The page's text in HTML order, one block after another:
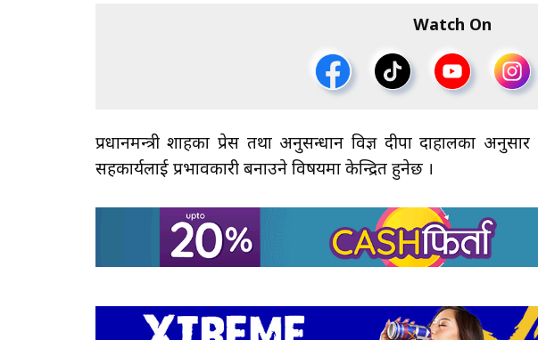
Watch On
प्रधानमन्त्री शाहका प्रेस तथा अनुसन्धान विज्ञ दीपा दाहालका
सहकार्यलाई प्रभावकारी बनाउने विषयमा केन्द्रित हुनेछ ।